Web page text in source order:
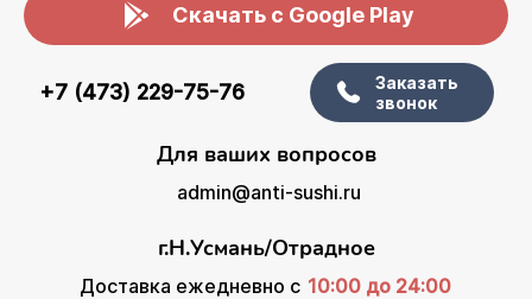
Скачать с Google Play
+7 (473) 229-75-76
Заказать
звонок
Для ваших вопросов
admin@anti-sushi.ru
г.Н.Усмань/Отрадное
Доставка ежедневно с 10:00 до 24:00